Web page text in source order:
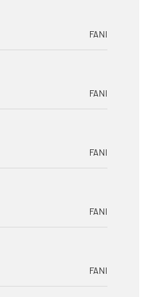
FANI
FANI
FANI
FANI
FANI